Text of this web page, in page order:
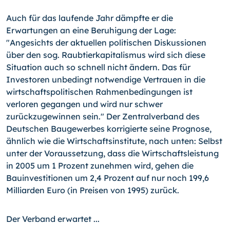
Auch für das laufende Jahr dämpfte er die
Erwartungen an eine Beruhigung der Lage:
"Angesichts der aktuellen politischen Diskussionen
über den sog. Raubtierkapitalismus wird sich diese
Situation auch so schnell nicht ändern. Das für
Investoren unbedingt notwendige Vertrauen in die
wirtschaftspolitischen Rahmenbedingungen ist
verloren gegangen und wird nur schwer
zurückzugewinnen sein." Der Zentralverband des
Deutschen Baugewerbes korrigierte seine Prognose,
ähnlich wie die Wirtschaftsinstitute, nach unten: Selbst
unter der Voraussetzung, dass die Wirtschaftsleistung
in 2005 um 1 Prozent zunehmen wird, gehen die
Bauinvestitionen um 2,4 Prozent auf nur noch 199,6
Milliarden Euro (in Preisen von 1995) zurück.
Der Verband erwartet ...